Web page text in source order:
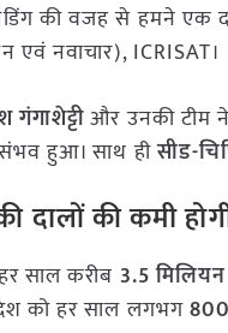
की वजह से हमने एक
एवं नवाचार), ICRISAT।
गंगाशेट्टीऔर उनकी टीम
हुआ। साथ हीसीड-
दालों की कमी
साल करीब 3.5
को हर साल लगभग